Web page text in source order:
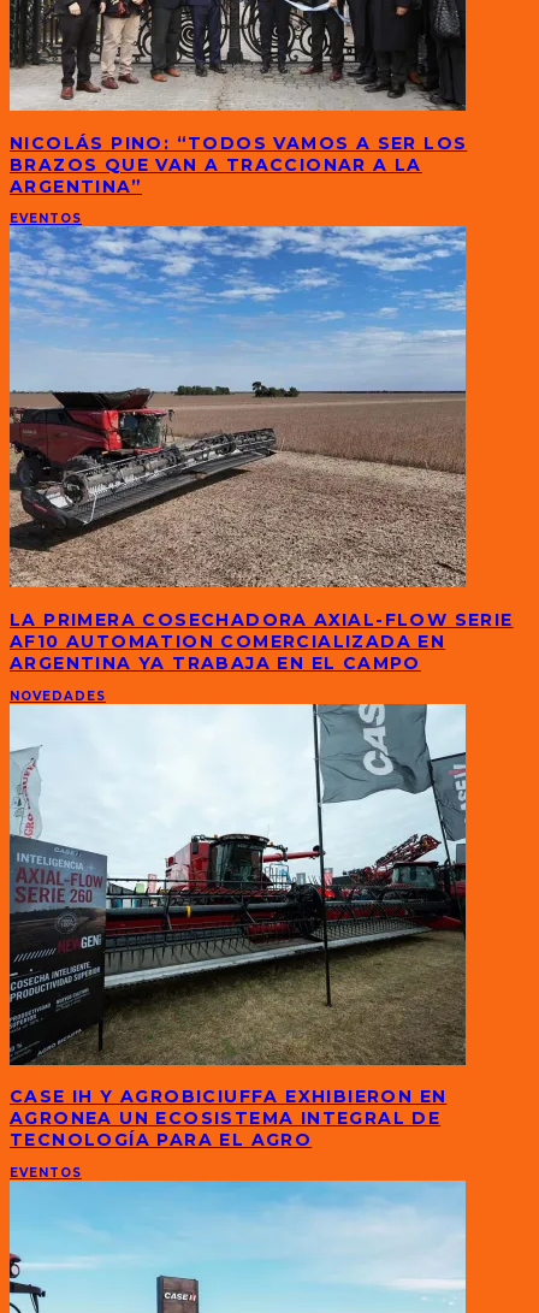
NICOLÁS PINO: “TODOS VAMOS A SER LOS
BRAZOS QUE VAN A TRACCIONAR A LA
ARGENTINA”
EVENTOS
LA PRIMERA COSECHADORA AXIAL-FLOW SERIE
AF10 AUTOMATION COMERCIALIZADA EN
ARGENTINA YA TRABAJA EN EL CAMPO
NOVEDADES
CASE IH Y AGROBICIUFFA EXHIBIERON EN
AGRONEA UN ECOSISTEMA INTEGRAL DE
TECNOLOGÍA PARA EL AGRO
EVENTOS